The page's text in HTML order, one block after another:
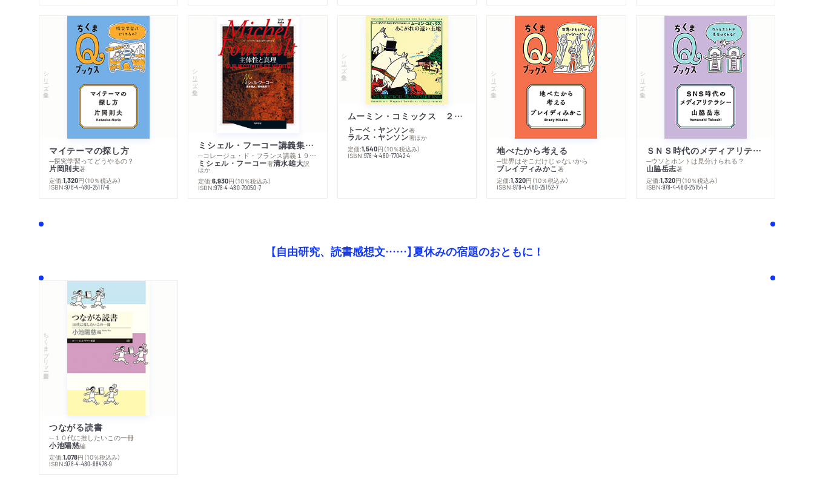
シリーズ・全集
マイテーマの探し方
─探究学習ってどうやるの？
片岡則夫著
定価:1,320円 （10％税込み）
ISBN:978-4-480-25117-6
シリーズ・全集
ミシェル・フーコー講義集成１０ 主体性と真理
─コレージュ・ド・フランス講義１９８０－１９８１年度
ミシェル・フーコー著清水雄大訳
ほか
定価:6,930円 （10％税込み）
ISBN:978-4-480-79050-7
シリーズ・全集
ムーミン・コミックス ２ あこがれの遠い土地
トーベ・ヤンソン著
ラルス・ヤンソン著ほか
定価:1,540円 （10％税込み）
ISBN:978-4-480-77042-4
シリーズ・全集
地べたから考える
─世界はそこだけじゃないから
ブレイディみかこ著
定価:1,320円 （10％税込み）
ISBN:978-4-480-25152-7
シリーズ・全集
ＳＮＳ時代のメディアリテラシー
─ウソとホントは見分けられる？
山脇岳志著
定価:1,320円 （10％税込み）
ISBN:978-4-480-25154-1
【自由研究、読書感想文……】夏休みの宿題のおともに！
ちくまプリマー新書
つながる読書
─１０代に推したいこの一冊
小池陽慈編
定価:1,078円 （10％税込み）
ISBN:978-4-480-68476-9